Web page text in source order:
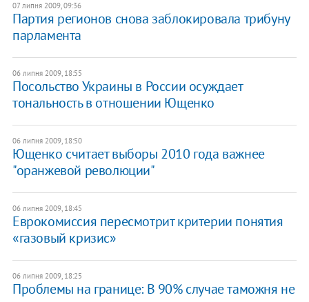
07 липня 2009, 09:36
Партия регионов снова заблокировала трибуну
парламента
06 липня 2009, 18:55
Посольство Украины в России осуждает
тональность в отношении Ющенко
06 липня 2009, 18:50
Ющенко считает выборы 2010 года важнее
"оранжевой революции"
06 липня 2009, 18:45
Еврокомиссия пересмотрит критерии понятия
«газовый кризис»
06 липня 2009, 18:25
Проблемы на границе: В 90% случае таможня не